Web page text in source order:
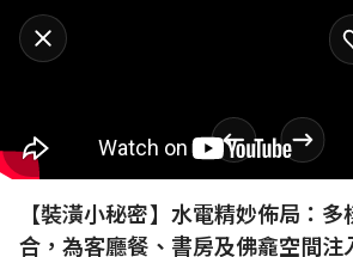
【裝潢小秘密】水電精妙佈局：
合，為客廳餐、書房及佛龕空間注